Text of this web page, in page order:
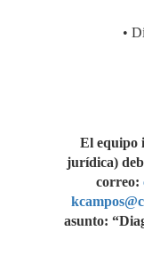
•
El equipo
jurídica)
correo:
asunto: